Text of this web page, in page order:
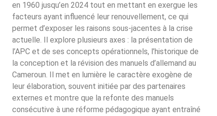
en 1960 jusqu’en 2024 tout en mettant en exergue les
facteurs ayant influencé leur renouvellement, ce qui
permet d’exposer les raisons sous-jacentes à la crise
actuelle. Il explore plusieurs axes : la présentation de
l’APC et de ses concepts opérationnels, l’historique de
la conception et la révision des manuels d’allemand au
Cameroun. Il met en lumière le caractère exogène de
leur élaboration, souvent initiée par des partenaires
externes et montre que la refonte des manuels
consécutive à une réforme pédagogique ayant entraîné